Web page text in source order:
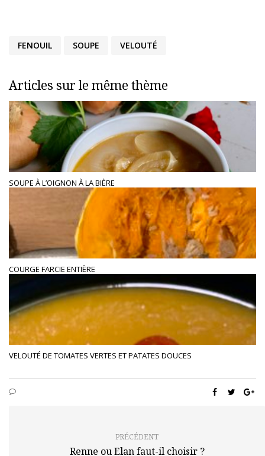
FENOUIL SOUPE VELOUTÉ
Articles sur le même thème
SOUPE À L’OIGNON À LA BIÈRE
COURGE FARCIE ENTIÈRE
VELOUTÉ DE TOMATES VERTES ET PATATES DOUCES
PRÉCÉDENT
Renne ou Elan faut-il choisir ?